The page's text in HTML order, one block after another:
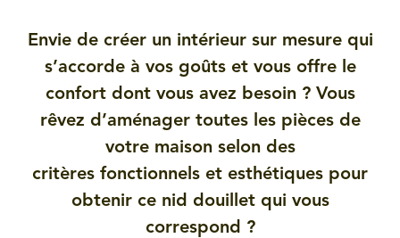
Envie de créer un intérieur sur mesure qui
s’accorde à vos goûts et vous offre le
confort dont vous avez besoin ? Vous
rêvez d’aménager toutes les pièces de
votre maison selon des
critères fonctionnels et esthétiques pour
obtenir ce nid douillet qui vous
correspond ?